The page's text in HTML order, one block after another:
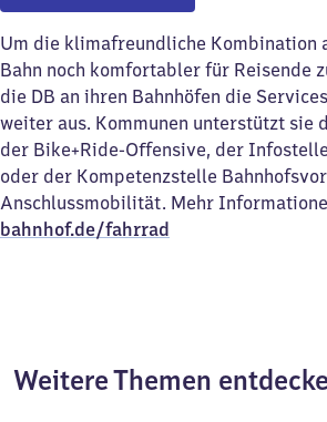
Um die klimafreundliche Kombination
Bahn noch komfortabler für Reisende
die DB an ihren Bahnhöfen die
weiter aus. Kommunen unterstützt sie
der Bike+Ride-Offensive, der
oder der Kompetenzstelle
Anschlussmobilität. Mehr
bahnhof.de/fahrrad
Weitere Themen